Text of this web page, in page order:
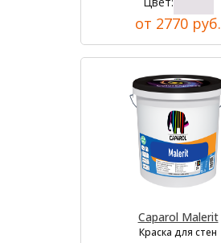
от 2770 руб.
Caparol Malerit
Краска для стен